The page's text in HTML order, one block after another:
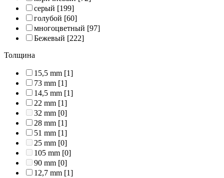
серый [199]
голубой [60]
многоцветный [97]
Бежевый [222]
Толщина
15,5 mm [1]
73 mm [1]
14,5 mm [1]
22 mm [1]
32 mm [0]
28 mm [1]
51 mm [1]
25 mm [0]
105 mm [0]
90 mm [0]
12,7 mm [1]